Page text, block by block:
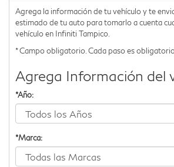
Agrega la información de tu vehículo y te
estimado de tu auto para tomarlo a cuenta
vehículo en Infiniti Tampico.
* Campo obligatorio. Cada paso es
Agrega Información del
*Año:
*Marca: